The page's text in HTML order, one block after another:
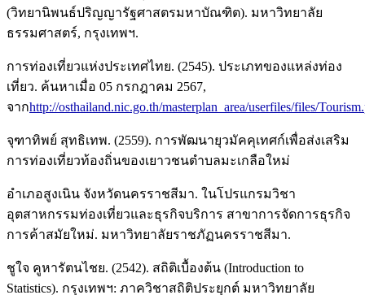
(วิทยานิพนธ์ปริญญารัฐศาสตรมหาบัณฑิต). มหาวิทยาลัย
ธรรมศาสตร์, กรุงเทพฯ.
การท่องเที่ยวแห่งประเทศไทย. (2545). ประเภทของแหล่งท่อง
เที่ยว. ค้นหาเมื่อ 05 กรกฎาคม 2567,
จากhttp://osthailand.nic.go.th/masterplan_area/userfiles/files/
จุฑาทิพย์ สุทธิเทพ. (2559). การพัฒนายุวมัคคุเทศก์เพื่อส่งเสริม
การท่องเที่ยวท้องถิ่นของเยาวชนตำบลมะเกลือใหม่
อำเภอสูงเนิน จังหวัดนครราชสีมา. ในโปรแกรมวิชา
อุตสาหกรรมท่องเที่ยวและธุรกิจบริการ สาขาการจัดการธุรกิจ
การค้าสมัยใหม่. มหาวิทยาลัยราชภัฏนครราชสีมา.
ชูใจ คูหารัตนไชย. (2542). สถิติเบื้องต้น (Introduction to
Statistics). กรุงเทพฯ: ภาควิชาสถิติประยุกต์ มหาวิทยาลัย